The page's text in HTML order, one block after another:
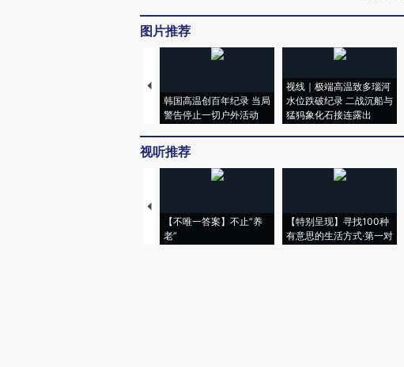
图片推荐
韩国高温创百年纪录 当局
警告停止一切户外活动
视线｜极端高温致多瑙河
水位跌破纪录 二战沉船与
猛犸象化石接连露出
视听推荐
【不唯一答案】不止“养
老”
【特别呈现】寻找100种
有意思的生活方式·第一对